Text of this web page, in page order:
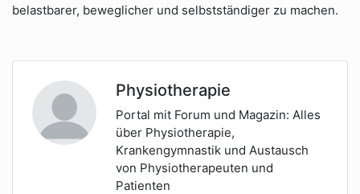
belastbarer, beweglicher und selbstständiger zu machen.
Physiotherapie
Portal mit Forum und Magazin: Alles
über Physiotherapie,
Krankengymnastik und Austausch
von Physiotherapeuten und
Patienten